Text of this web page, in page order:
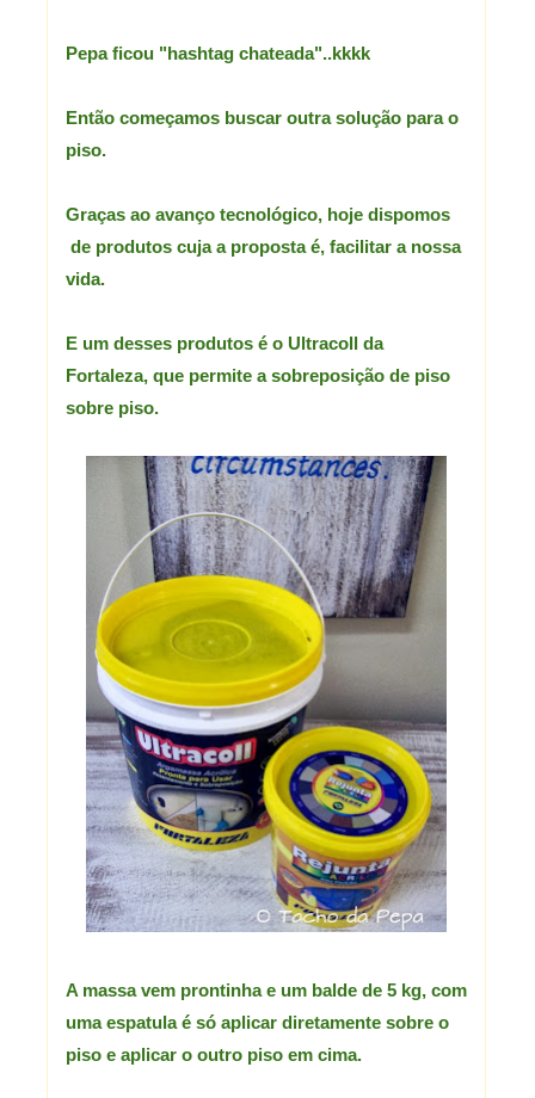
Pepa ficou "hashtag chateada"..kkkk
Então começamos buscar outra solução para o
piso.
Graças ao avanço tecnológico, hoje dispomos
de produtos cuja a proposta é, facilitar a nossa
vida.
E um desses produtos é o Ultracoll da
Fortaleza, que permite a sobreposição de piso
sobre piso.
A massa vem prontinha e um balde de 5 kg, com
uma espatula é só aplicar diretamente sobre o
piso e aplicar o outro piso em cima.